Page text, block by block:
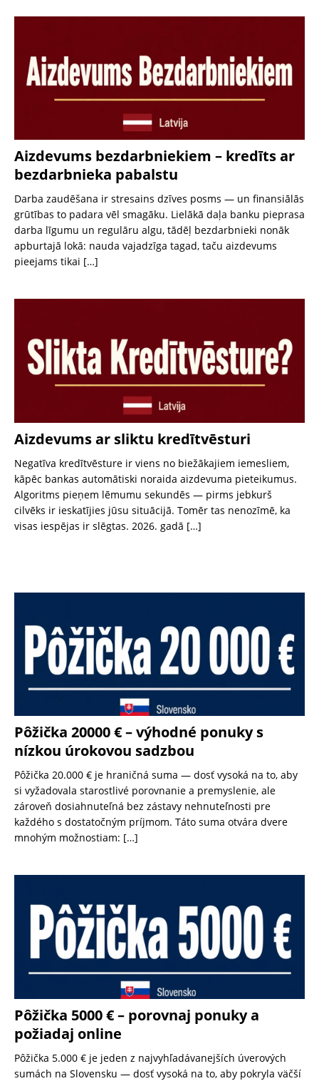
Aizdevums bezdarbniekiem – kredīts ar
bezdarbnieka pabalstu
Darba zaudēšana ir stresains dzīves posms — un finansiālās
grūtības to padara vēl smagāku. Lielākā daļa banku pieprasa
darba līgumu un regulāru algu, tādēļ bezdarbnieki nonāk
apburtajā lokā: nauda vajadzīga tagad, taču aizdevums
pieejams tikai […]
Aizdevums ar sliktu kredītvēsturi
Negatīva kredītvēsture ir viens no biežākajiem iemesliem,
kāpēc bankas automātiski noraida aizdevuma pieteikumus.
Algoritms pieņem lēmumu sekundēs — pirms jebkurš
cilvēks ir ieskatījies jūsu situācijā. Tomēr tas nenozīmē, ka
visas iespējas ir slēgtas. 2026. gadā […]
Pôžička 20000 € – výhodné ponuky s
nízkou úrokovou sadzbou
Pôžička 20.000 € je hraničná suma — dosť vysoká na to, aby
si vyžadovala starostlivé porovnanie a premyslenie, ale
zároveň dosiahnuteľná bez zástavy nehnuteľnosti pre
každého s dostatočným príjmom. Táto suma otvára dvere
mnohým možnostiam: […]
Pôžička 5000 € – porovnaj ponuky a
požiadaj online
Pôžička 5.000 € je jeden z najvyhľadávanejších úverových
sumách na Slovensku — dosť vysoká na to, aby pokryla väčší